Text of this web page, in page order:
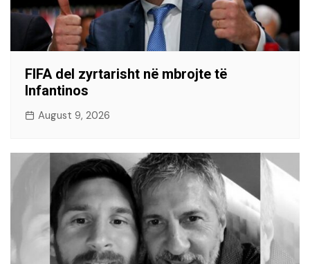
FIFA del zyrtarisht në mbrojte të
Infantinos
August 9, 2026